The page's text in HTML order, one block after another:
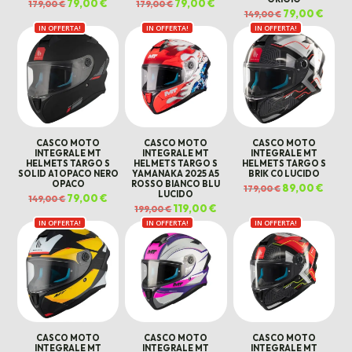
179,00€
prezzo
era:
179,00 €.
79,00€
prezzo
79,00 €.
179,00€
prezzo
era:
179,00 €.
79,00€
prezzo
attuale
è:
79,00 €.
149,00€ Il
prezzo
originale
era:
149,00 €.
79,00€Il
è:
79,00
IN OFFERTA!
CASCO MOTO
INTEGRALE MT
HELMETS TARGO S
SOLID A1 OPACO NERO
OPACO
149,00€Il
prezzo
era:
149,00 €.
79,00€
prezzo
attuale
79,00 €.
IN OFFERTA!
CASCO MOTO
INTEGRALE MT
HELMETS TARGO S
YAMANAKA 2025 A5
ROSSO BIANCO BLU
LUCIDO
199,00€Il
prezzo
originale
era:
199,00 €.
119,00€
attuale
è:
119,00 €.
IN OFFERTA!
CASCO MOTO
INTEGRALE MT
HELMETS TARGO S
BRIK C0 LUCIDO
179,00€ Il
prezzo
179,00 €.
89,00€
IN OFFERTA!
CASCO MOTO
INTEGRALE MT
IN OFFERTA!
CASCO MOTO
INTEGRALE MT
IN OFFERTA!
CASCO MOTO
INTEGRALE MT